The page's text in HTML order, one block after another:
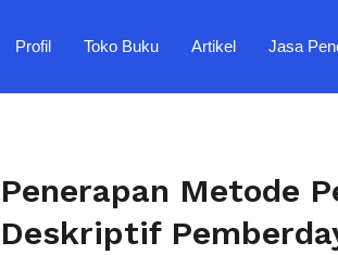
Profil Toko Buku Artikel Jasa
Penerapan Metode
Deskriptif